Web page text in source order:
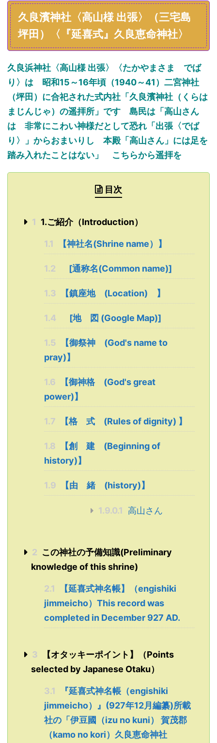
久良濱神社〈高山様 出張〉（三宅島
坪田）〈『延喜式』久良恵命神社〉
久良浜神社〈高山様 出張〉〈たかやまさま でば
り〉は 昭和15～16年頃（1940～41）二宮神社
（坪田）に合祀された式内社「久良濱神社（くらは
まじんじゃ）の遥拝所」です 島民は「高山さん
は 非常にこわい神様だとして恐れ「出張〈でば
り〉」からおまいりし 本殿「高山さん」には足を
踏み入れたことはない」 こちらから遥拝を
目次
1 1.ご紹介（Introduction）
1.1 【神社名(Shrine name）】
1.2 [通称名(Common name)]
1.3 【鎮座地 (Location) 】
1.4 [地 図 (Google Map)]
1.5
【御祭神 (God's name to
pray)】
1.6
【御神格 (God's great
power)】
1.7 【格 式 (Rules of dignity) 】
1.8
【創 建 (Beginning of
history)】
1.9 【由 緒 (history)】
1.9.0.1 高山さん
2 この神社の予備知識(Preliminary
knowledge of this shrine)
2.1
【延喜式神名帳】（engishiki
jimmeicho）This record was
completed in December 927 AD.
3
【オタッキーポイント】（Points
selected by Japanese Otaku）
3.1
『延喜式神名帳（engishiki
jimmeicho）』(927年12月編纂)所載
社の「伊豆國（izu no kuni） 賀茂郡
（kamo no kori）久良恵命神社